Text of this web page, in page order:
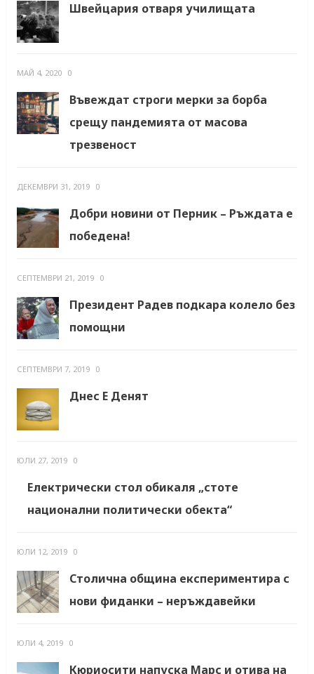
Швейцария отваря училищата
МАЙ 4, 2020 0
Въвеждат строги мерки за борба
срещу пандемията от масова
трезвеност
ДЕКЕМВРИ 31, 2019 0
Добри новини от Перник – Ръждата е
победена!
СЕПТЕМВРИ 21, 2019 0
Президент Радев подкара колело без
помощни
СЕПТЕМВРИ 7, 2019 0
Днес Е Денят
ЮЛИ 27, 2019 0
Електрически стол обикаля „стоте
национални политически обекта“
ЮЛИ 12, 2019 0
Столична община експериментира с
нови фиданки – неръждавейки
ЮЛИ 4, 2019 0
Кюриосити напуска Марс и отива на